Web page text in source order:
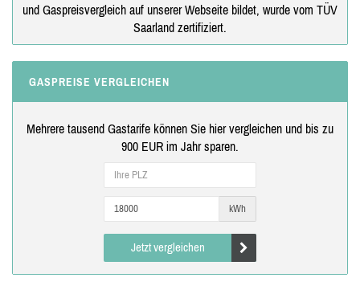
und Gaspreisvergleich auf unserer Webseite bildet, wurde vom TÜV
Saarland zertifiziert.
GASPREISE VERGLEICHEN
Mehrere tausend Gastarife können Sie hier vergleichen und bis zu
900 EUR im Jahr sparen.
kWh
Jetzt vergleichen